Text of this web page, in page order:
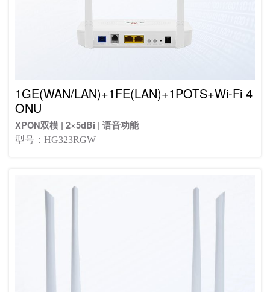
1GE(WAN/LAN)+1FE(LAN)+1POTS+Wi-Fi 4
ONU
XPON双模 | 2×5dBi | 语音功能
型号：HG323RGW